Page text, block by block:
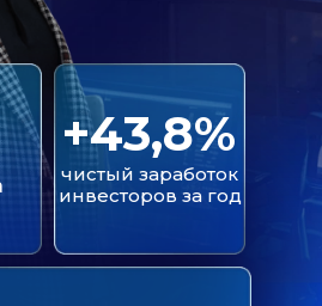
+43,8%
чистый заработок
инвесторов за год